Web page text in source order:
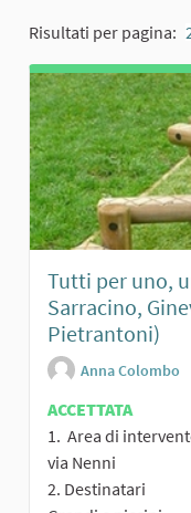
Risultati per pagina:
Tutti per uno,
Sarracino,
Pietrantoni)
Anna Colombo
ACCETTATA
1. Area di
via Nenni
2. Destinatari